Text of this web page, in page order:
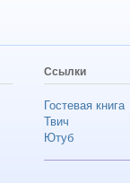
Ссылки
Гостевая книга
Твич
Ютуб